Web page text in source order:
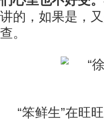
讲的，如果是，
查。
“笨鲜生”在旺